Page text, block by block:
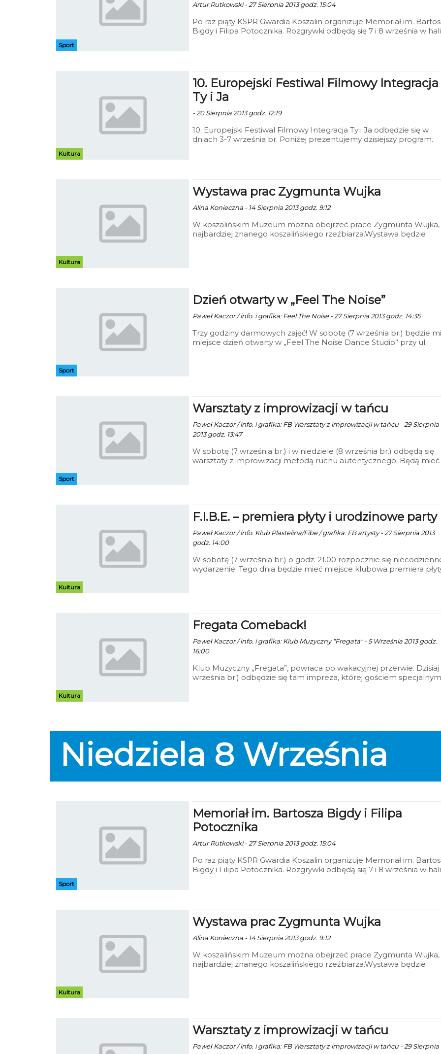
Sport
Artur Rutkowski - 27 Sierpnia 2013 godz. 15:04
Po raz piąty KSPR Gwardia Koszalin organizuje Memoriał im.
Bigdy i Filipa Potocznika. Rozgrywki odbędą się 7 i 8 września w hali
Kultura
10. Europejski Festiwal Filmowy Integracja
Ty i Ja
- 20 Sierpnia 2013 godz. 12:19
10. Europejski Festiwal Filmowy Integracja Ty i Ja odbędzie się w
dniach 3-7 września br. Poniżej prezentujemy dzisiejszy program.
Kultura
Wystawa prac Zygmunta Wujka
Alina Konieczna - 14 Sierpnia 2013 godz. 9:12
W koszalińskim Muzeum można obejrzeć prace Zygmunta Wujka,
najbardziej znanego koszalińskiego rzeźbiarza.Wystawa będzie
Sport
Dzień otwarty w „Feel The Noise”
Paweł Kaczor / info. i grafika: Feel The Noise - 27 Sierpnia 2013 godz. 14:35
Trzy godziny darmowych zajęć! W sobotę (7 września br.) będzie
miejsce dzień otwarty w „Feel The Noise Dance Studio” przy ul.
Sport
Warsztaty z improwizacji w tańcu
Paweł Kaczor / info. i grafika: FB Warsztaty z improwizacji w tańcu - 29 Sierpnia
2013 godz. 13:47
W sobotę (7 września br.) i w niedziele (8 września br.) odbędą się
warsztaty z improwizacji metodą ruchu autentycznego. Będą mieć
Kultura
F.I.B.E. – premiera płyty i urodzinowe party
Paweł Kaczor / info. Klub Plastelina/Fibe / grafika: FB artysty - 27 Sierpnia 2013
godz. 14:00
W sobotę (7 września br.) o godz. 21.00 rozpocznie się
wydarzenie. Tego dnia będzie mieć miejsce klubowa premiera
Kultura
Fregata Comeback!
Paweł Kaczor / info. i grafika: Klub Muzyczny "Fregata" - 5 Września 2013 godz.
16:00
Klub Muzyczny „Fregata”, powraca po wakacyjnej przerwie. Dzisiaj
września br.) odbędzie się tam impreza, której gościem specjalnym
Niedziela 8 Września
Sport
Memoriał im. Bartosza Bigdy i Filipa
Potocznika
Artur Rutkowski - 27 Sierpnia 2013 godz. 15:04
Po raz piąty KSPR Gwardia Koszalin organizuje Memoriał im.
Bigdy i Filipa Potocznika. Rozgrywki odbędą się 7 i 8 września w hali
Kultura
Wystawa prac Zygmunta Wujka
Alina Konieczna - 14 Sierpnia 2013 godz. 9:12
W koszalińskim Muzeum można obejrzeć prace Zygmunta Wujka,
najbardziej znanego koszalińskiego rzeźbiarza.Wystawa będzie
Warsztaty z improwizacji w tańcu
Paweł Kaczor / info. i grafika: FB Warsztaty z improwizacji w tańcu - 29 Sierpnia